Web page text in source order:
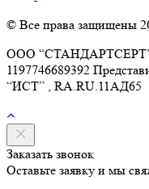
© Все права защищены
ООО
1197746689392
“ИСТ” , RA.RU.11АД65
Заказать звонок
Оставьте заявку и мы